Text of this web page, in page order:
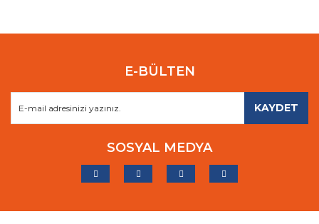
E-BÜLTEN
KAYDET
SOSYAL MEDYA